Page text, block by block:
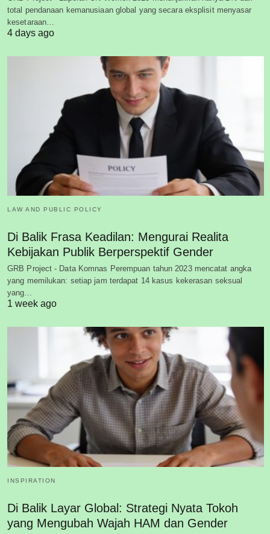
total pendanaan kemanusiaan global yang secara eksplisit menyasar
kesetaraan…
4 days ago
LAW AND PUBLIC POLICY
Di Balik Frasa Keadilan: Mengurai Realita
Kebijakan Publik Berperspektif Gender
GRB Project - Data Komnas Perempuan tahun 2023 mencatat angka
yang memilukan: setiap jam terdapat 14 kasus kekerasan seksual
yang…
1 week ago
INSPIRATION
Di Balik Layar Global: Strategi Nyata Tokoh
yang Mengubah Wajah HAM dan Gender